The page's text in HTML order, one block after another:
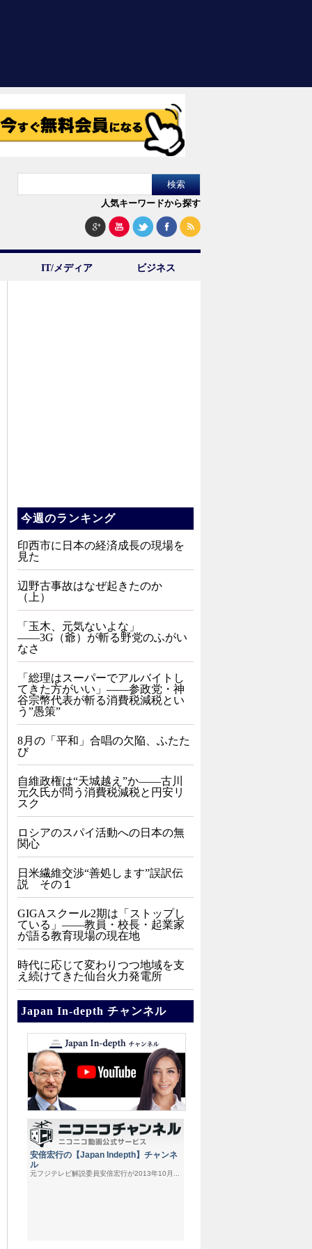
人気キーワードから探す
IT/メディア ビジネス
今週のランキング
印西市に日本の経済成長の現場を
見た
辺野古事故はなぜ起きたのか
（上）
「玉木、元気ないよな」
――3G（爺）が斬る野党のふがい
なさ
「総理はスーパーでアルバイトし
てきた方がいい」――参政党・神
谷宗幣代表が斬る消費税減税とい
う”愚策”
8月の「平和」合唱の欠陥、ふたた
び
自維政権は“天城越え”か――古川
元久氏が問う消費税減税と円安リ
スク
ロシアのスパイ活動への日本の無
関心
日米繊維交渉“善処します”誤訳伝
説 その１
GIGAスクール2期は「ストップし
ている」——教員・校長・起業家
が語る教育現場の現在地
時代に応じて変わりつつ地域を支
え続けてきた仙台火力発電所
Japan In-depth チャンネル